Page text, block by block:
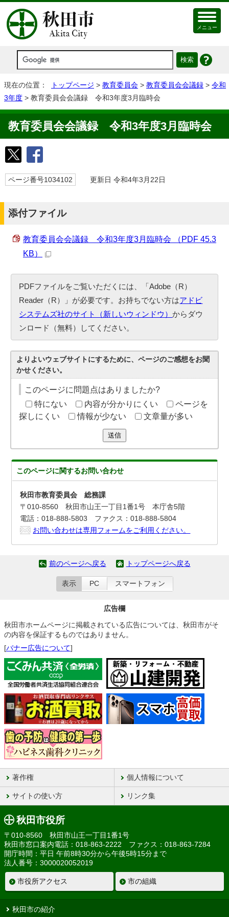
メニュー
現在の位置： トップページ > 教育委員会 > 教育委員会会議録 > 令和
3年度 > 教育委員会会議録 令和3年度3月臨時会
教育委員会会議録 令和3年度3月臨時会
ページ番号1034102 更新日 令和4年3月22日
添付ファイル
教育委員会会議録 令和3年度3月臨時会 （PDF 45.3
KB）
PDFファイルをご覧いただくには、「Adobe（R）
Reader（R）」が必要です。お持ちでない方はアドビ
システムズ社のサイト（新しいウィンドウ）からダウ
ンロード（無料）してください。
よりよいウェブサイトにするために、ページのご感想をお聞
かせください。
このページに問題点はありましたか?
特にない
内容が分かりにくい
ページを
探しにくい
情報が少ない 文章量が多い
送信
このページに関するお問い合わせ
秋田市教育委員会 総務課
〒010-8560 秋田市山王一丁目1番1号 本庁舎5階
電話：018-888-5803 ファクス：018-888-5804
お問い合わせは専用フォームをご利用ください。
前のページへ戻る トップページへ戻る
表示 PC スマートフォン
広告欄
秋田市ホームページに掲載されている広告については、秋田市がそ
の内容を保証するものではありません。
[バナー広告について]
著作権 個人情報について
サイトの使い方 リンク集
秋田市役所
〒010-8560 秋田市山王一丁目1番1号
秋田市窓口案内電話：018-863-2222 ファクス：018-863-7284
開庁時間：平日 午前8時30分から午後5時15分まで
法人番号：3000020052019
市役所アクセス 市の組織
秋田市の紹介